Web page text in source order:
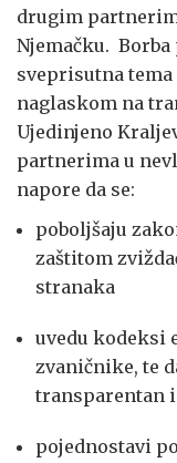
drugim
Njemačku.
sveprisutna
naglaskom na
Ujedinjeno
partnerima u
napore da se:
poboljšaju
zaštitom
stranaka
uvedu kodeksi
zvaničnike, te
transparentan
pojednostavi